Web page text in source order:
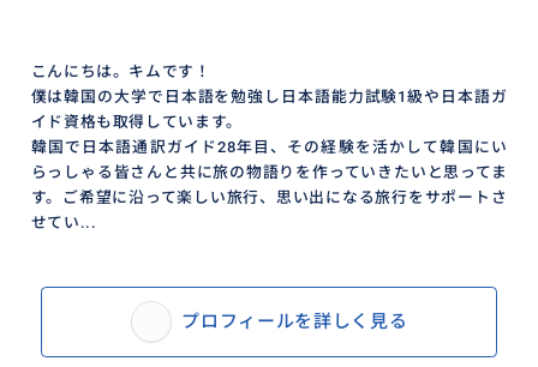
こんにちは。キムです！
僕は韓国の大学で日本語を勉強し日本語能力試験1級や日本語ガ
イド資格も取得しています。
韓国で日本語通訳ガイド28年目、その経験を活かして韓国にい
らっしゃる皆さんと共に旅の物語りを作っていきたいと思ってま
す。ご希望に沿って楽しい旅行、思い出になる旅行をサポートさ
せてい...
プロフィールを詳しく見る